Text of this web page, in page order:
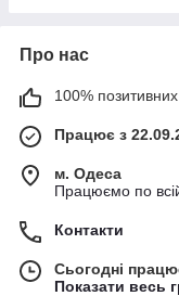
Про нас
100% позитивних
Працює з
м. Одеса
Працюємо по
Контакти
Сьогодні
Показати весь